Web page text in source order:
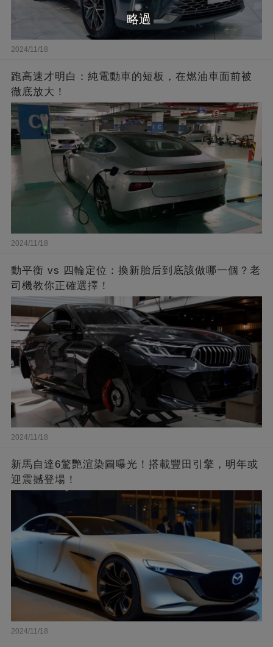
2024/11/18
跑高速才明白：純電動車的短板，在燃油車面前被
徹底放大！
2024/11/18
動平衡 vs 四輪定位：換新胎后到底該做哪一個？老
司機教你正確選擇！
2024/11/18
新馬自達6驚艷渲染圖曝光！搭載豐田引擎，明年或
迎震撼登場！
2024/11/18
略過